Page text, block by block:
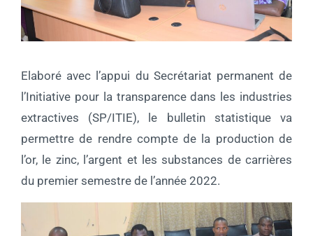
Elaboré avec l’appui du Secrétariat permanent de
l’Initiative pour la transparence dans les industries
extractives (SP/ITIE), le bulletin statistique va
permettre de rendre compte de la production de
l’or, le zinc, l’argent et les substances de carrières
du premier semestre de l’année 2022.